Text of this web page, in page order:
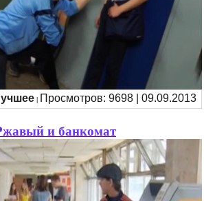
Просмотров: 9698 | 09.09.2013
и банкомат